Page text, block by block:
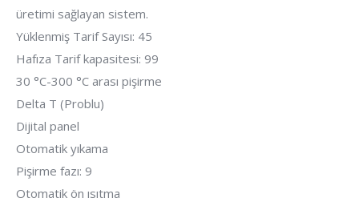
üretimi sağlayan sistem.
Yüklenmiş Tarif Sayısı: 45
Hafıza Tarif kapasitesi: 99
30 °C-300 °C arası pişirme
Delta T (Problu)
Dijital panel
Otomatik yıkama
Pişirme fazı: 9
Otomatik ön ısıtma